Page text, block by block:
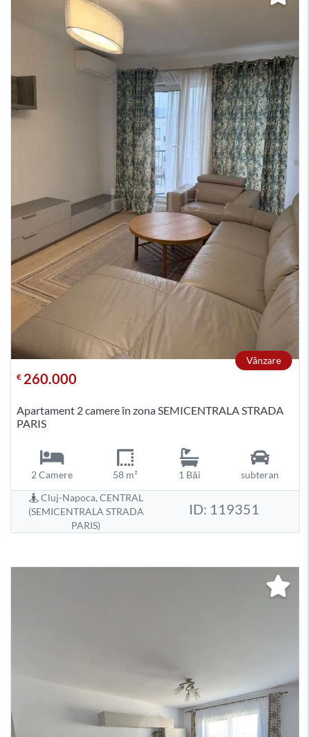
Vânzare
€ 260.000
Apartament 2 camere în zona SEMICENTRALA STRADA
PARIS
2 Camere 58 m² 1 Băi
subteran
Cluj-Napoca, CENTRAL
(SEMICENTRALA STRADA
PARIS)
ID: 119351